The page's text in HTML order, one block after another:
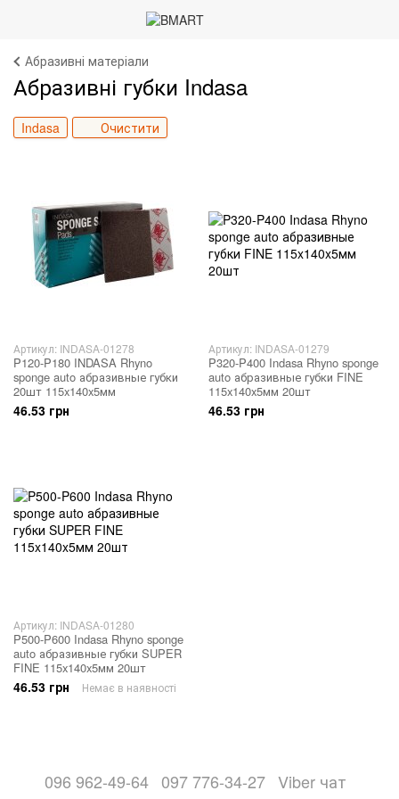
Абразивні матеріали
Абразивні губки Indasa
Indasa Очистити
Артикул: INDASA-01278
P120-P180 INDASA Rhyno
sponge auto абразивные губки
20шт 115x140x5мм
46.53 грн
Артикул: INDASA-01279
P320-P400 Indasa Rhyno sponge
auto абразивные губки FINE
115x140x5мм 20шт
46.53 грн
Артикул: INDASA-01280
P500-P600 Indasa Rhyno sponge
auto абразивные губки SUPER
FINE 115x140x5мм 20шт
46.53 грн Немає в наявності
096 962-49-64 097 776-34-27 Viber чат